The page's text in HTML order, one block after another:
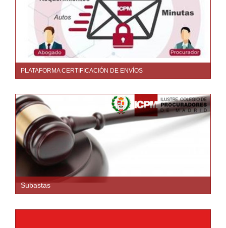
PLATAFORMA CERTIFICACIÓN DE ENVÍOS
Subastas